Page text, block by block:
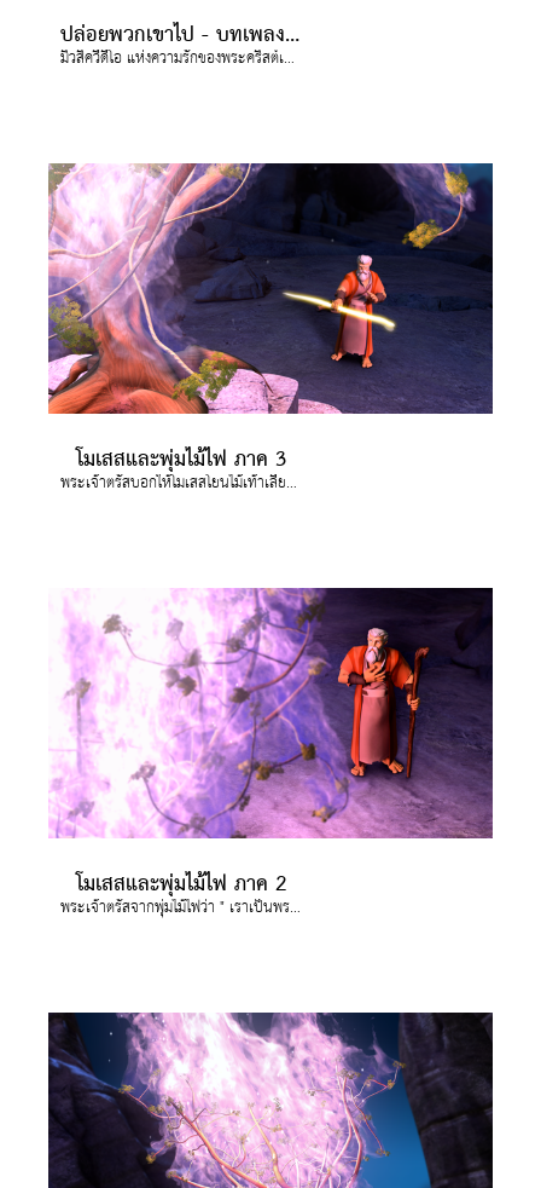
ปล่อยพวกเขาไป - บทเพลงสู่ชีวิตใหม่
มิวสิควีดีโอ แห่งความรักของพระคริสต์เพื่อเรา ตอน ปล่อยพวกเขาไป
โมเสสและพุ่มไม้ไฟ ภาค 3
พระเจ้าตรัสบอกให้โมเสสโยนไม้เท้าเลี้ยงสัตว์ของเขาลงที่พื้น มันกลายเป็นงู!
โมเสสและพุ่มไม้ไฟ ภาค 2
พระเจ้าตรัสจากพุ่มไม้ไฟว่า " เราเป็นพระเจ้าของบิดาเจ้า เป็นพระเจ้าของอับราฮัม พระเจ้าของอิสอัคและพระเจ้าของยาโคบ"